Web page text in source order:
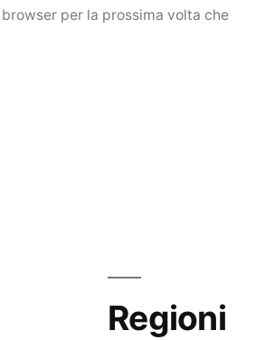
per la prossima volta che
Regioni